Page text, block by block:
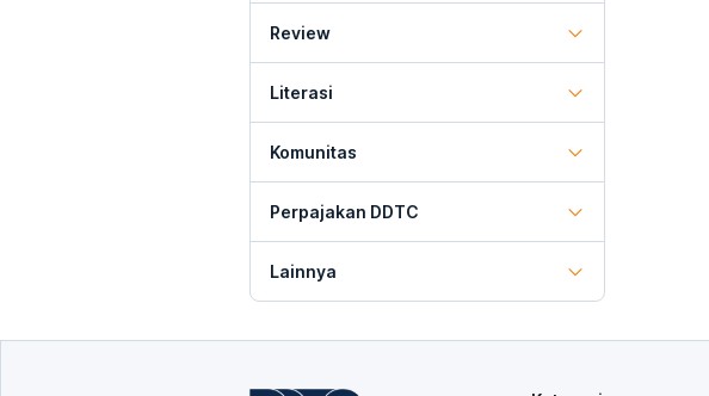
Review
Literasi
Komunitas
Perpajakan DDTC
Lainnya